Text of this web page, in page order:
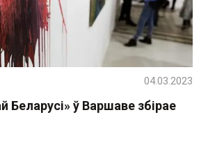
Беларусі» ў Варшаве збірае
04.03.2023